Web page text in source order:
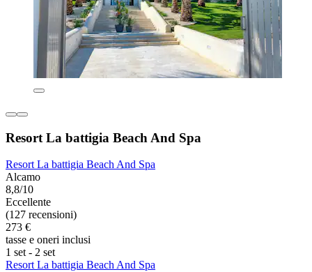
Resort La battigia Beach And Spa
Resort La battigia Beach And Spa
Alcamo
8,8/10
Eccellente
(127 recensioni)
273 €
tasse e oneri inclusi
1 set - 2 set
Resort La battigia Beach And Spa